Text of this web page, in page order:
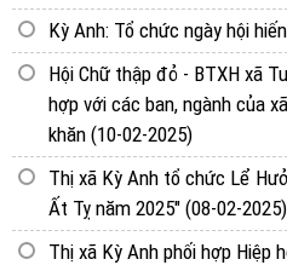
Kỳ Anh: Tổ chức ngày hội
Hội Chữ thập đỏ - BTXH xã
hợp với các ban, ngành của
khăn (10-02-2025)
Thị xã Kỳ Anh tổ chức Lể
Ất Tỵ năm 2025" (08-02-2025)
Thị xã Kỳ Anh phối hợp Hiệp